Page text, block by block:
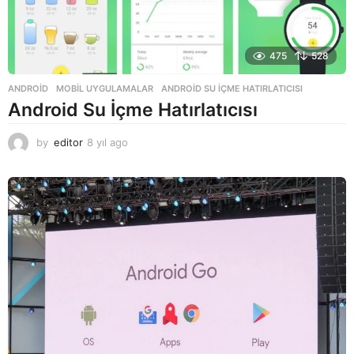
475 528
ANDROID ,MOBIL UYGULAMALAR ANDROID SU İÇME HATIRLATICISI
Android Su İçme Hatırlatıcısı
by editor 8 yıl ago
l
a
g